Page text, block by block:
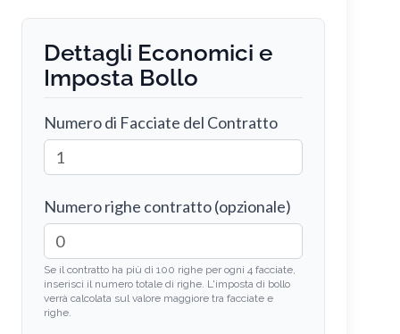
Dettagli Economici e
Imposta Bollo
Numero di Facciate del Contratto
Numero righe contratto (opzionale)
Se il contratto ha più di 100 righe per ogni 4 facciate,
inserisci il numero totale di righe. L'imposta di bollo
verrà calcolata sul valore maggiore tra facciate e
righe.